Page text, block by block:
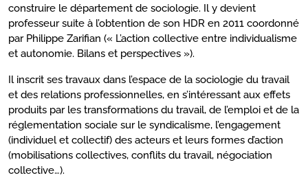
construire le département de sociologie. Il y devient
professeur suite à l’obtention de son HDR en 2011 coordonné
par Philippe Zarifian (« L’action collective entre individualisme
et autonomie. Bilans et perspectives »).
Il inscrit ses travaux dans l’espace de la sociologie du travail
et des relations professionnelles, en s’intéressant aux effets
produits par les transformations du travail, de l’emploi et de la
réglementation sociale sur le syndicalisme, l’engagement
(individuel et collectif) des acteurs et leurs formes d’action
(mobilisations collectives, conflits du travail, négociation
collective…).